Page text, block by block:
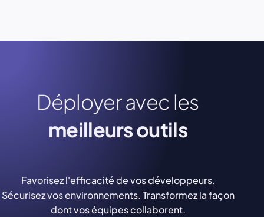
Déployer avec les
meilleurs outils
Favorisez l'efficacité de vos développeurs.
Sécurisez vos environnements. Transformez la façon
dont vos équipes collaborent.